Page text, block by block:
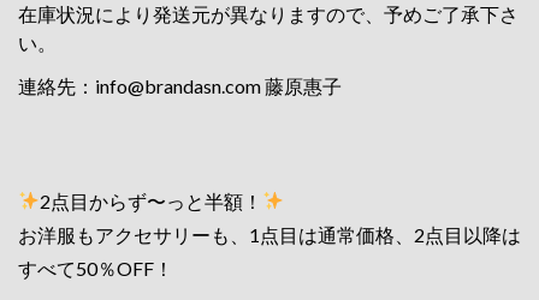
在庫状況により発送元が異なりますので、予めご了承下さ
い。
連絡先： info@brandasn.com藤原惠子
2点目からず〜っと半額！
お洋服もアクセサリーも、1点目は通常価格、2点目以降は
すべて50％OFF！